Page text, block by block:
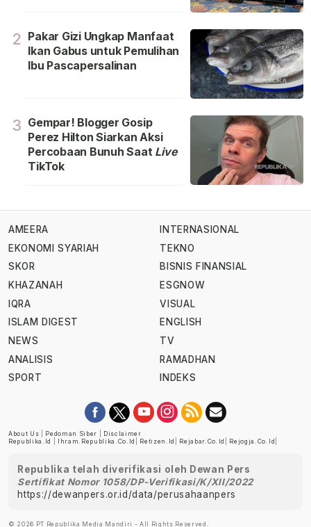
2 Pakar Gizi Ungkap Manfaat
Ikan Gabus untuk Pemulihan
Ibu Pascapersalinan
3 Gempar! Blogger Gosip
Perez Hilton Siarkan Aksi
Percobaan Bunuh Saat Live
TikTok
AMEERA
EKONOMI SYARIAH
SKOR
KHAZANAH
IQRA
ISLAM DIGEST
NEWS
ANALISIS
SPORT
INTERNASIONAL
TEKNO
BISNIS FINANSIAL
ESGNOW
VISUAL
ENGLISH
TV
RAMADHAN
INDEKS
About Us Pedoman Siber
Disclaimer
Republika.id
Ihram.republika.co.id Retizen.id Rejabar.co.id Rejogja.co.id
Republika telah diverifikasi oleh Dewan Pers
Sertifikat Nomor 1058/DP-Verifikasi/K/XII/2022
https://dewanpers.or.id/data/perusahaanpers
© 2026 PT Republika Media Mandiri - All Rights Reserved.